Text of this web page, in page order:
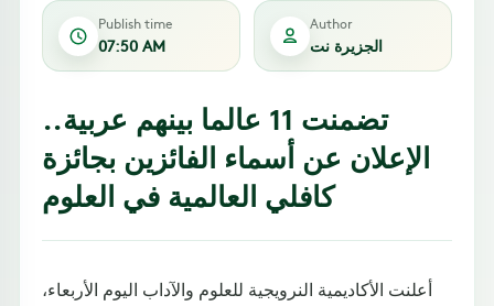
Publish time
07:50 AM
Author
الجزيرة نت
تضمنت 11 عالما بينهم عربية..
الإعلان عن أسماء الفائزين بجائزة
كافلي العالمية في العلوم
أعلنت الأكاديمية النرويجية للعلوم والآداب اليوم الأربعاء،